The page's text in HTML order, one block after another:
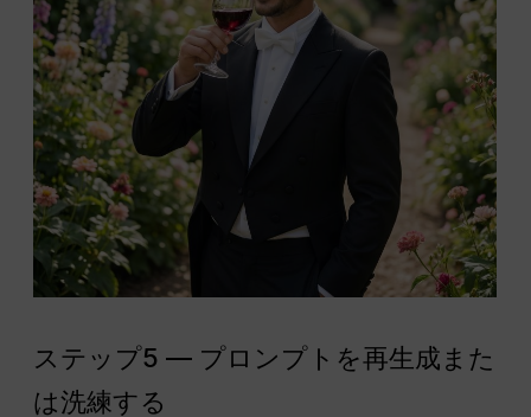
ステップ5 — プロンプトを再生成また
は洗練する